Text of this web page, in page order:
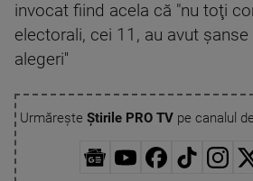
invocat fiind acela că "nu toţi
electorali, cei 11, au avut
alegeri''
Urmărește Știrile PRO TVpe canalul